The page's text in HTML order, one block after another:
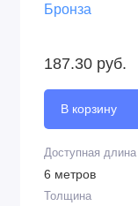
Бронза
187.30 руб.
В корзину
Доступная длина
6 метров
Толщина